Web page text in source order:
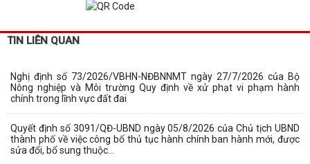
TIN LIÊN QUAN
Nghị định số 73/2026/VBHN-NĐBNNMT ngày 27/7/2026 của Bộ
Nông nghiệp và Môi trường Quy định về xử phạt vi phạm hành
chính trong lĩnh vực đất đai
Quyết định số 3091/QĐ-UBND ngày 05/8/2026 của Chủ tịch UBND
thành phố về việc công bố thủ tục hành chính ban hành mới, được
sửa đổi, bổ sung thuộc...